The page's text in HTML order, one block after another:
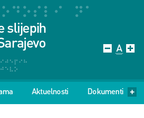
slijepih
Aktuelnosti Dokumenti